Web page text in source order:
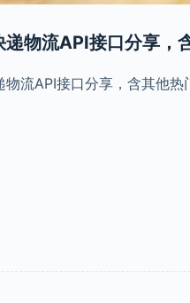
递物流API接口分享，
物流API接口分享，含其他热